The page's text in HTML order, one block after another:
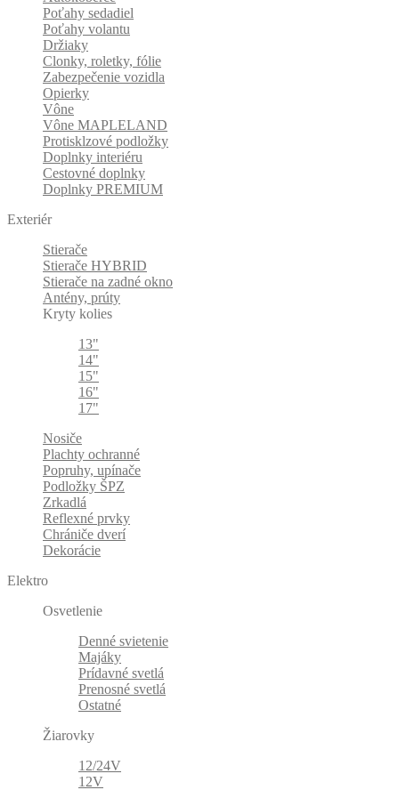
Poťahy sedadiel
Poťahy volantu
Držiaky
Clonky, roletky, fólie
Zabezpečenie vozidla
Opierky
Vône
Vône MAPLELAND
Protisklzové podložky
Doplnky interiéru
Cestovné doplnky
Doplnky PREMIUM
Exteriér
Stierače
Stierače HYBRID
Stierače na zadné okno
Antény, prúty
Kryty kolies
13"
14"
15"
16"
17"
Nosiče
Plachty ochranné
Popruhy, upínače
Podložky ŠPZ
Zrkadlá
Reflexné prvky
Chrániče dverí
Dekorácie
Elektro
Osvetlenie
Denné svietenie
Majáky
Prídavné svetlá
Prenosné svetlá
Ostatné
Žiarovky
12/24V
12V